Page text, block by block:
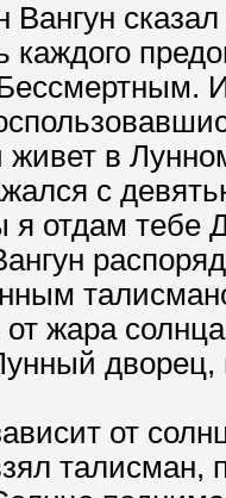
Вангун
каждого
живет в
с
я отдам тебе
жара
дворец,
от
талисман,